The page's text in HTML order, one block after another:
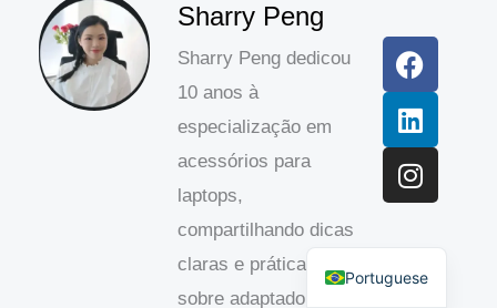
Sharry Peng
Sharry Peng dedicou
10 anos à
especialização em
acessórios para
laptops,
compartilhando dicas
claras e práticas
sobre adaptadores de
a
c
e
b
o
o
k
i
n
k
e
d
I
n
n
s
t
a
g
r
a
Portuguese
English
Spanish